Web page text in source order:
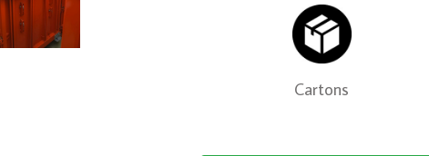
Cartons